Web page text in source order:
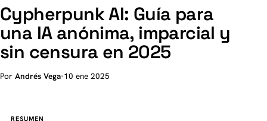
Cypherpunk AI: Guía para
una IA anónima, imparcial y
sin censura en 2025
Por Andrés Vega·10 ene 2025
RESUMEN